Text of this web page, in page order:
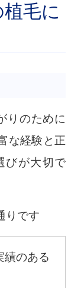
毛に
りのために
な経験と正
びが大切で
りです
績のある